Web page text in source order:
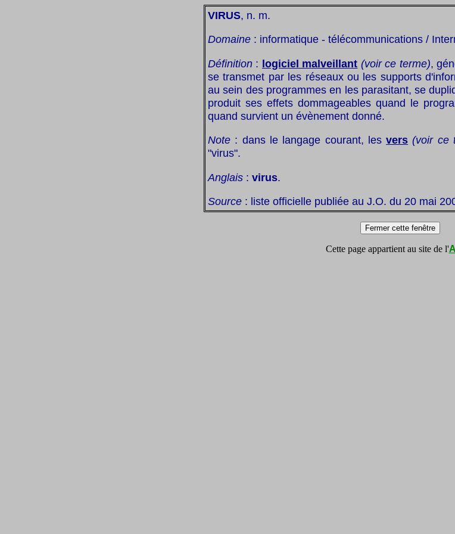
VIRUS, n. m.
Domaine : informatique - télécommunications /
Définition : logiciel malveillant (voir ce terme),
se transmet par les réseaux ou les supports
au sein des programmes en les parasitant, se
produit ses effets dommageables quand le
quand survient un évènement donné.
Note : dans le langage courant, lesvers (voir ce
"virus".
Anglais : virus.
Source : liste officielle publiée au J.O. du 20 mai
Cette page appartient au site de l'